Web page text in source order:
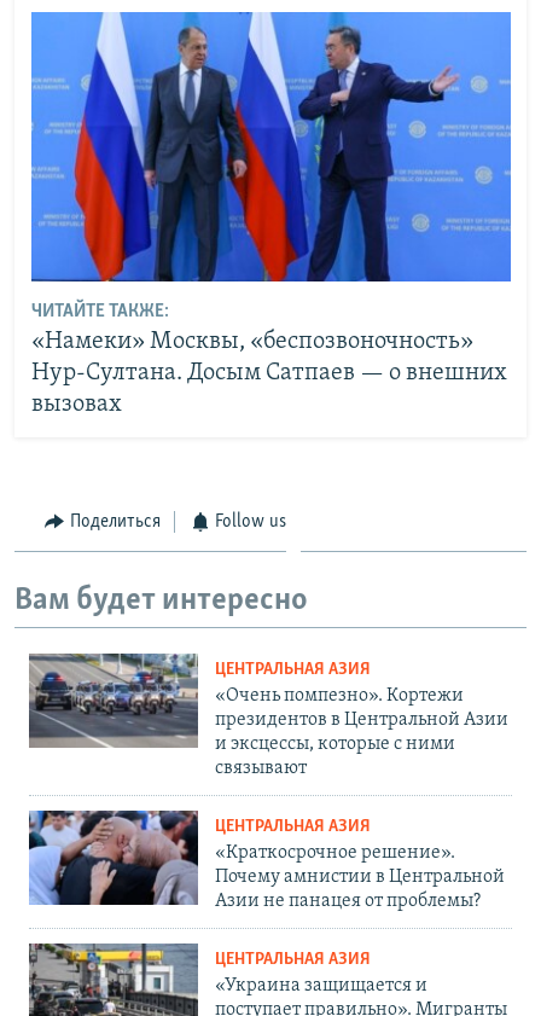
ЧИТАЙТЕ ТАКЖЕ:
«Намеки» Москвы, «беспозвоночность»
Нур-Султана. Досым Сатпаев — о внешних
вызовах
Поделиться Follow us
Вам будет интересно
ЦЕНТРАЛЬНАЯ АЗИЯ
«Очень помпезно». Кортежи
президентов в Центральной Азии
и эксцессы, которые с ними
связывают
ЦЕНТРАЛЬНАЯ АЗИЯ
«Краткосрочное решение».
Почему амнистии в Центральной
Азии не панацея от проблемы?
ЦЕНТРАЛЬНАЯ АЗИЯ
«Украина защищается и
поступает правильно». Мигранты